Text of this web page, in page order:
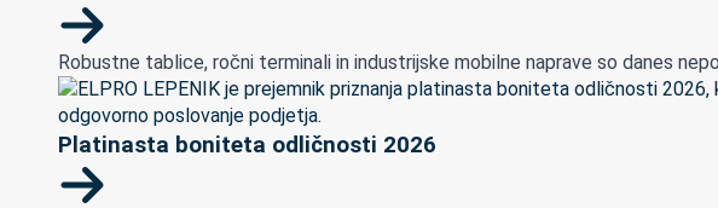
Robustne tablice, ročni terminali in industrijske mobilne naprave so danes
Platinasta boniteta odličnosti 2026